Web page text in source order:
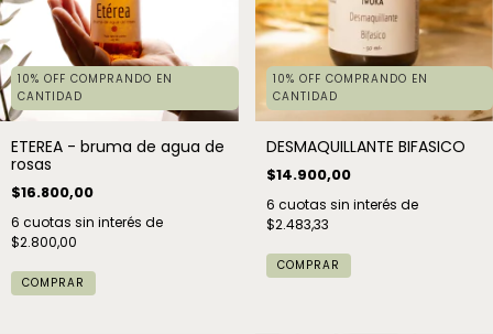
10% OFF COMPRANDO EN
CANTIDAD
ETEREA - bruma de agua de
rosas
$16.800,00
6 cuotas sin interés de
$2.800,00
COMPRAR
10% OFF COMPRANDO EN
CANTIDAD
DESMAQUILLANTE BIFASICO
$14.900,00
6 cuotas sin interés de
$2.483,33
COMPRAR